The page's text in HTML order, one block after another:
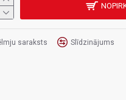
saraksts Slīdzinājums